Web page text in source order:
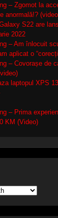
– Zgomot la
anormală!?
S22 are
2022
– Am înlocuit
aplicat o
– Covorașe de
laptopul XPS
– Prima
KM (Video)